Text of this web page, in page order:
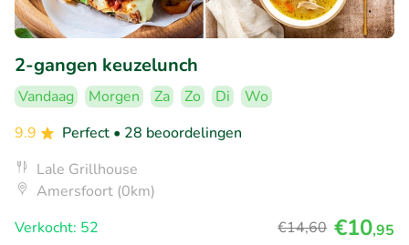
2-gangen keuzelunch
Vandaag Morgen Za Zo Di
Wo
9.9
Perfect • 28 beoordelingen
Lale Grillhouse
Amersfoort (0km)
Verkocht: 52
€14,60 €10,95